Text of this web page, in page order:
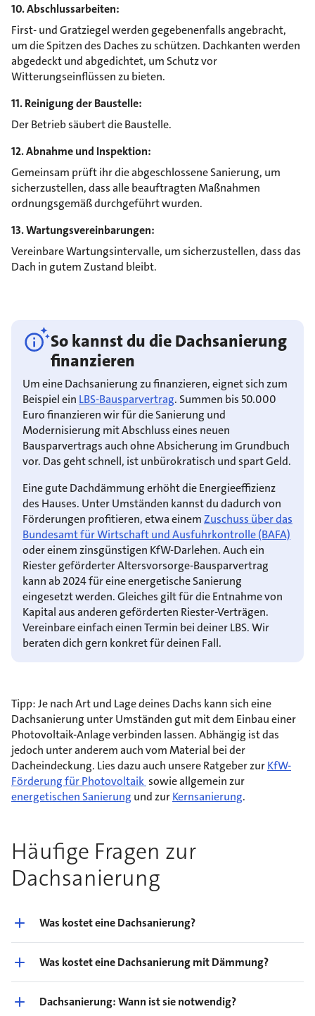
10. Abschlussarbeiten:
First- und Gratziegel werden gegebenenfalls angebracht,
um die Spitzen des Daches zu schützen. Dachkanten werden
abgedeckt und abgedichtet, um Schutz vor
Witterungseinflüssen zu bieten.
11. Reinigung der Baustelle:
Der Betrieb säubert die Baustelle.
12. Abnahme und Inspektion:
Gemeinsam prüft ihr die abgeschlossene Sanierung, um
sicherzustellen, dass alle beauftragten Maßnahmen
ordnungsgemäß durchgeführt wurden.
13. Wartungsvereinbarungen:
Vereinbare Wartungsintervalle, um sicherzustellen, dass das
Dach in gutem Zustand bleibt.
So kannst du die Dachsanierung
finanzieren
Um eine Dachsanierung zu finanzieren, eignet sich zum
Beispiel ein LBS-Bausparvertrag. Summen bis 50.000
Euro finanzieren wir für die Sanierung und
Modernisierung mit Abschluss eines neuen
Bausparvertrags auch ohne Absicherung im Grundbuch
vor. Das geht schnell, ist unbürokratisch und spart Geld.
Eine gute Dachdämmung erhöht die Energieeffizienz
des Hauses. Unter Umständen kannst du dadurch von
Förderungen profitieren, etwa einemZuschuss über das
Bundesamt für Wirtschaft und Ausfuhrkontrolle (BAFA)
oder einem zinsgünstigen KfW-Darlehen. Auch ein
Riester geförderter Altersvorsorge-Bausparvertrag
kann ab 2024 für eine energetische Sanierung
eingesetzt werden. Gleiches gilt für die Entnahme von
Kapital aus anderen geförderten Riester-Verträgen.
Vereinbare einfach einen Termin bei deiner LBS. Wir
beraten dich gern konkret für deinen Fall.
Tipp: Je nach Art und Lage deines Dachs kann sich eine
Dachsanierung unter Umständen gut mit dem Einbau einer
Photovoltaik-Anlage verbinden lassen. Abhängig ist das
jedoch unter anderem auch vom Material bei der
Dacheindeckung. Lies dazu auch unsere Ratgeber zurKfW-
Förderung für Photovoltaik sowie allgemein zur
energetischen Sanierung und zurKernsanierung.
Häufige Fragen zur
Dachsanierung
Was kostet eine Dachsanierung?
Was kostet eine Dachsanierung mit Dämmung?
Dachsanierung: Wann ist sie notwendig?